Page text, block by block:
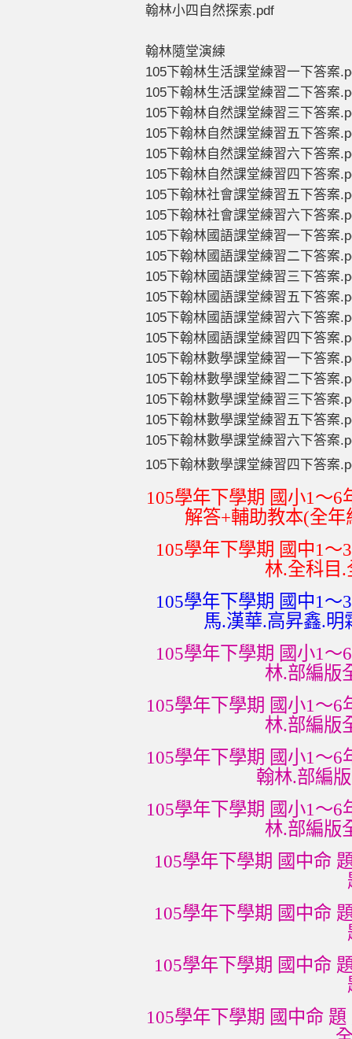
翰林小四自然探索.pdf
翰林隨堂演練
105下翰林生活課堂練習一下答案
105下翰林生活課堂練習二下答案
105下翰林自然課堂練習三下答案
105下翰林自然課堂練習五下答案
105下翰林自然課堂練習六下答案
105下翰林自然課堂練習四下答案
105下翰林社會課堂練習五下答案
105下翰林社會課堂練習六下答案
105下翰林國語課堂練習一下答案
105下翰林國語課堂練習二下答案
105下翰林國語課堂練習三下答案
105下翰林國語課堂練習五下答案
105下翰林國語課堂練習六下答案
105下翰林國語課堂練習四下答案
105下翰林數學課堂練習一下答案
105下翰林數學課堂練習二下答案
105下翰林數學課堂練習三下答案
105下翰林數學課堂練習五下答案
105下翰林數學課堂練習六下答案
105下翰林數學課堂練習四下答案
105學年下學期 國小1～
解答+輔助教本(全
105學年下學期 國中1
林.全科目
105學年下學期 國中1
馬.漢華.高昇鑫.
105學年下學期 國小1
林.部編版
105學年下學期 國小1～
林.部編版
105學年下學期 國小1～
翰林.部編
105學年下學期 國小1～
林.部編版
105學年下學期 國中命
105學年下學期 國中命
105學年下學期 國中命
105學年下學期 國中命